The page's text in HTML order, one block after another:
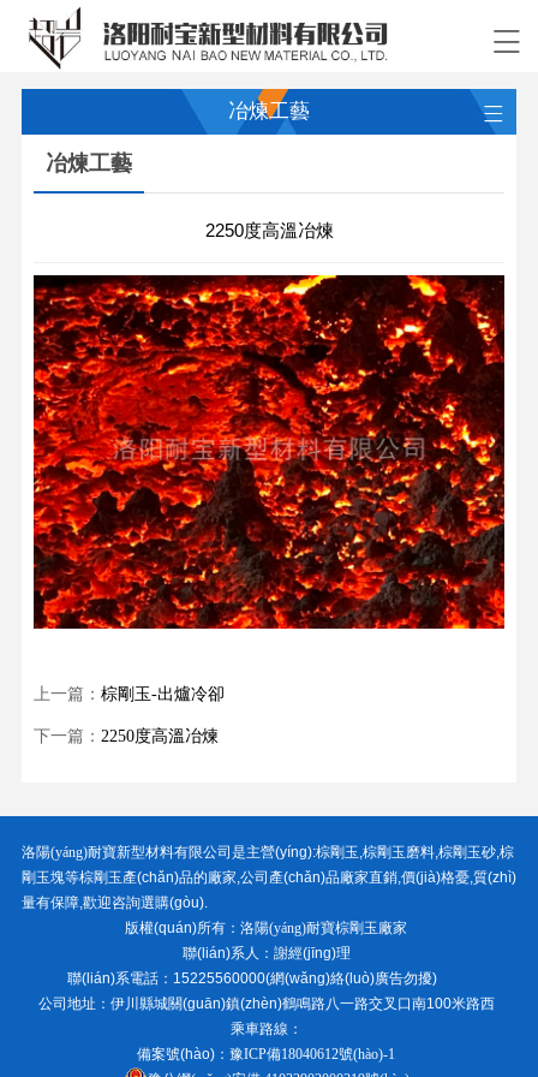
冶煉工藝
冶煉工藝
2250度高溫冶煉
上一篇： 棕剛玉-出爐冷卻
下一篇： 2250度高溫冶煉
洛陽(yáng)耐寶新型材料有限公司 是主營(yíng):棕剛玉,棕剛玉磨料,棕剛玉砂,棕
剛玉塊等棕剛玉產(chǎn)品的廠家,公司產(chǎn)品廠家直銷,價(jià)格憂,質(zhì)
量有保障,歡迎咨詢選購(gòu).
版權(quán)所有：洛陽(yáng)耐寶棕剛玉廠家
聯(lián)系人：謝經(jīng)理
聯(lián)系電話：15225560000(網(wǎng)絡(luò)廣告勿擾)
公司地址：伊川縣城關(guān)鎮(zhèn)鶴鳴路八一路交叉口南100米路西
乘車路線：
備案號(hào)：豫ICP備18040612號(hào)-1